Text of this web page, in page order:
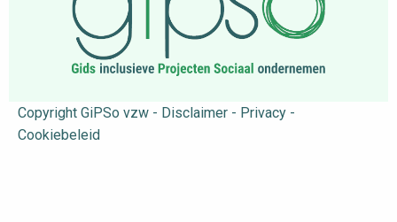
Copyright GiPSo vzw - Disclaimer - Privacy -
Cookiebeleid